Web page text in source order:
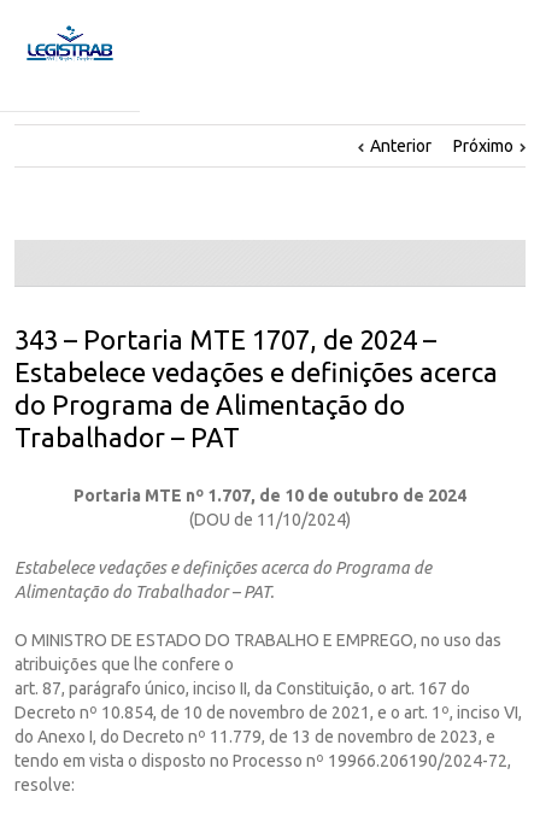
Anterior Próximo
343 – Portaria MTE 1707, de 2024 –
Estabelece vedações e definições acerca
do Programa de Alimentação do
Trabalhador – PAT
Portaria MTE nº 1.707, de 10 de outubro de 2024
(DOU de 11/10/2024)
Estabelece vedações e definições acerca do Programa de
Alimentação do Trabalhador – PAT.
O MINISTRO DE ESTADO DO TRABALHO E EMPREGO, no uso das
atribuições que lhe confere o
art. 87, parágrafo único, inciso II, da Constituição, o art. 167 do
Decreto nº 10.854, de 10 de novembro de 2021, e o art. 1º, inciso VI,
do Anexo I, do Decreto nº 11.779, de 13 de novembro de 2023, e
tendo em vista o disposto no Processo nº 19966.206190/2024-72,
resolve: